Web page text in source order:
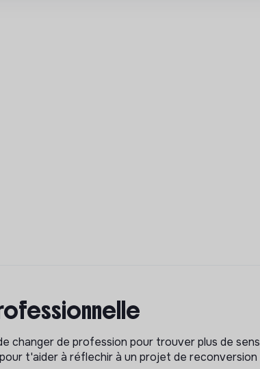
changer de profession pour trouver plus de sens
t'aider à réflechir à un projet de reconversion